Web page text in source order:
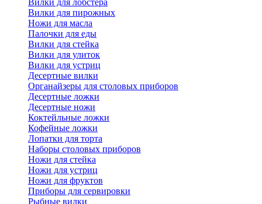
Вилки для пирожных
Ножи для масла
Палочки для еды
Вилки для стейка
Вилки для улиток
Вилки для устриц
Десертные вилки
Органайзеры для столовых приборов
Десертные ложки
Десертные ножи
Коктейльные ложки
Кофейные ложки
Лопатки для торта
Наборы столовых приборов
Ножи для стейка
Ножи для устриц
Ножи для фруктов
Приборы для сервировки
Рыбные вилки